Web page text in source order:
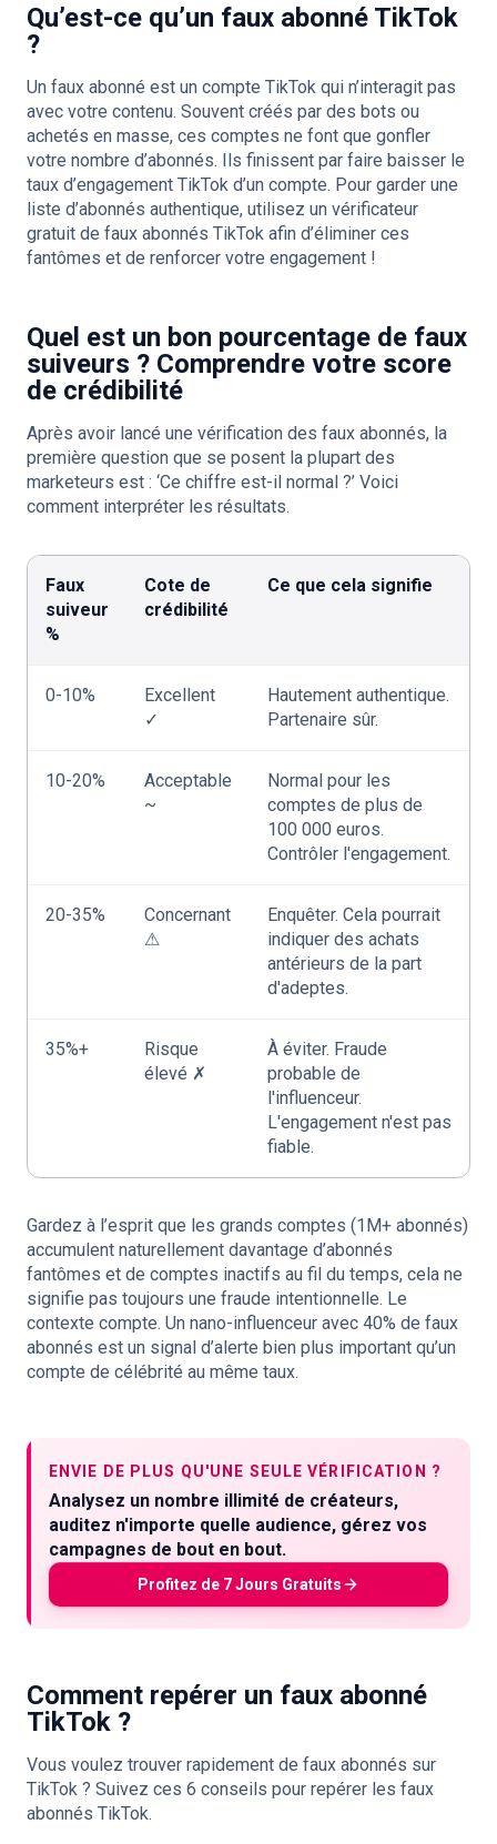
Qu’est-ce qu’un faux abonné TikTok
?
Un faux abonné est un compte TikTok qui n’interagit pas
avec votre contenu. Souvent créés par des bots ou
achetés en masse, ces comptes ne font que gonfler
votre nombre d’abonnés. Ils finissent par faire baisser le
taux d’engagement TikTok d’un compte. Pour garder une
liste d’abonnés authentique, utilisez un vérificateur
gratuit de faux abonnés TikTok afin d’éliminer ces
fantômes et de renforcer votre engagement !
Quel est un bon pourcentage de faux
suiveurs ? Comprendre votre score
de crédibilité
Après avoir lancé une vérification des faux abonnés, la
première question que se posent la plupart des
marketeurs est : ‘Ce chiffre est-il normal ?’ Voici
comment interpréter les résultats.
Faux
suiveur
%
Cote de
crédibilité
Ce que cela signifie
0-10%
Excellent
✓
Hautement authentique.
Partenaire sûr.
10-20%
Acceptable
~
Normal pour les
comptes de plus de
100 000 euros.
Contrôler l'engagement.
20-35%
Concernant
⚠
Enquêter. Cela pourrait
indiquer des achats
antérieurs de la part
d'adeptes.
35%+
Risque
élevé ✗
À éviter. Fraude
probable de
l'influenceur.
L'engagement n'est pas
fiable.
Gardez à l’esprit que les grands comptes (1M+ abonnés)
accumulent naturellement davantage d’abonnés
fantômes et de comptes inactifs au fil du temps, cela ne
signifie pas toujours une fraude intentionnelle. Le
contexte compte. Un nano-influenceur avec 40% de faux
abonnés est un signal d’alerte bien plus important qu’un
compte de célébrité au même taux.
ENVIE DE PLUS QU'UNE SEULE VÉRIFICATION ?
Analysez un nombre illimité de créateurs,
auditez n'importe quelle audience, gérez vos
campagnes de bout en bout.
Profitez de 7 Jours Gratuits
Comment repérer un faux abonné
TikTok ?
Vous voulez trouver rapidement de faux abonnés sur
TikTok ? Suivez ces 6 conseils pour repérer les faux
abonnés TikTok.